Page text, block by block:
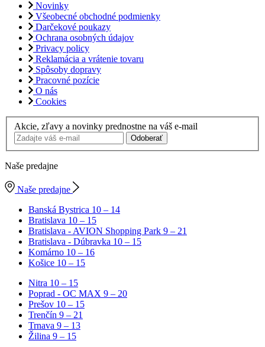
Novinky
Všeobecné obchodné podmienky
Darčekové poukazy
Ochrana osobných údajov
Privacy policy
Reklamácia a vrátenie tovaru
Spôsoby dopravy
Pracovné pozície
O nás
Cookies
Akcie, zľavy a novinky prednostne na váš e-mail
Odoberať
Naše predajne
Naše predajne
Banská Bystrica 10 – 14
Bratislava 10 – 15
Bratislava - AVION Shopping Park 9 – 21
Bratislava - Dúbravka 10 – 15
Komárno 10 – 16
Košice 10 – 15
Nitra 10 – 15
Poprad - OC MAX 9 – 20
Prešov 10 – 15
Trenčín 9 – 21
Trnava 9 – 13
Žilina 9 – 15